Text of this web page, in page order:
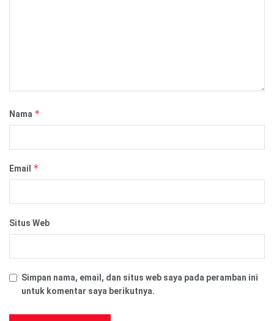
Nama *
Email *
Situs Web
Simpan nama, email, dan situs web saya pada peramban ini
untuk komentar saya berikutnya.